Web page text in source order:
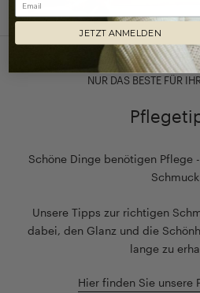
NUR DAS BESTE FÜR
Schöne Dinge benötigen Pflege
Unsere Tipps zur richtigen
dabei, den Glanz und die
lange zu
Hier finden Sie unsere
JETZT ANMELDEN